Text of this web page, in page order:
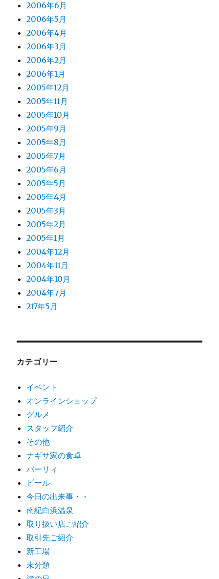
2006年6月
2006年5月
2006年4月
2006年3月
2006年2月
2006年1月
2005年12月
2005年11月
2005年10月
2005年9月
2005年8月
2005年7月
2005年6月
2005年5月
2005年4月
2005年3月
2005年2月
2005年1月
2004年12月
2004年11月
2004年10月
2004年7月
217年5月
カテゴリー
イベント
オンラインショップ
グルメ
スタッフ紹介
その他
ナギサ家の食卓
バーリィ
ビール
今日の出来事・・
南紀白浜温泉
取り扱い店ご紹介
取引先ご紹介
新工場
未分類